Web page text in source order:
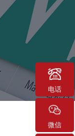
电话
微信